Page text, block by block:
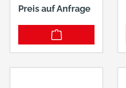
Preis auf Anfrage